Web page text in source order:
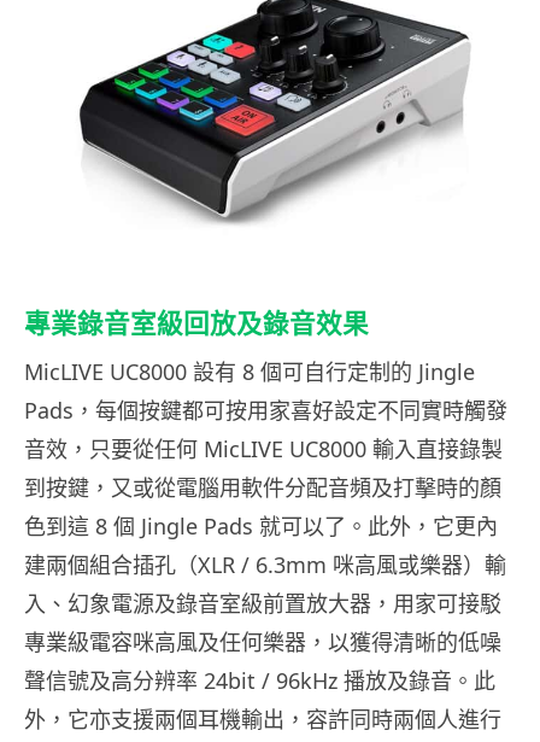
專業錄音室級回放及錄音效果
MicLIVE UC8000 設有 8 個可自行定制的 Jingle
Pads，每個按鍵都可按用家喜好設定不同實時觸發
音效，只要從任何 MicLIVE UC8000 輸入直接錄製
到按鍵，又或從電腦用軟件分配音頻及打擊時的顏
色到這 8 個 Jingle Pads 就可以了。此外，它更內
建兩個組合插孔（XLR / 6.3mm 咪高風或樂器）輸
入、幻象電源及錄音室級前置放大器，用家可接駁
專業級電容咪高風及任何樂器，以獲得清晰的低噪
聲信號及高分辨率 24bit / 96kHz 播放及錄音。此
外，它亦支援兩個耳機輸出，容許同時兩個人進行